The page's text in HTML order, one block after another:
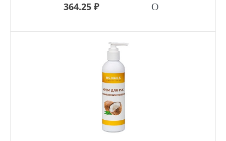
364.25 ₽